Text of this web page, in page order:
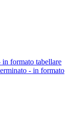
in formato tabellare
- in formato